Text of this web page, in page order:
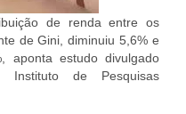
de renda entre os
de Gini, diminuiu 5,6% e
aponta estudo divulgado
Instituto de Pesquisas